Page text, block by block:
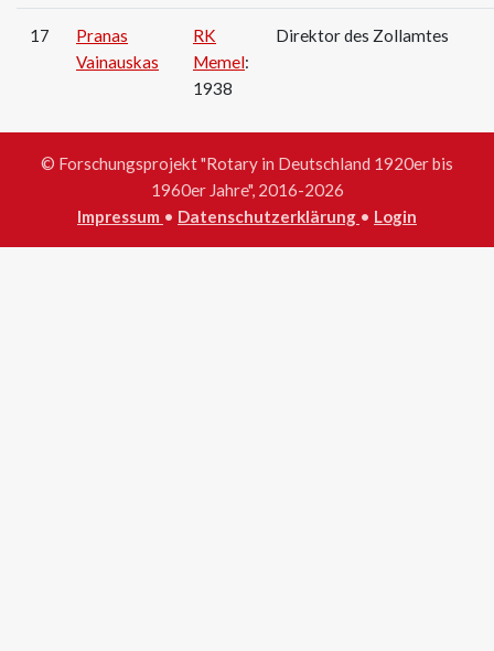
17
Pranas
Vainauskas
RK
Memel:
1938
Direktor des Zollamtes
© Forschungsprojekt "Rotary in Deutschland 1920er bis
1960er Jahre", 2016-2026
Impressum • Datenschutzerklärung • Login